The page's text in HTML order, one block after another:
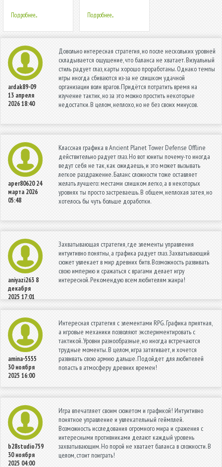
Defense Games
Offline
Подробнее... Подробнее...
ardak89-09
13 апреля
2026 18:40
Довольно интересная стратегия, но после нескольких уровней
складывается ощущение, что баланса не хватает. Визуальный
стиль радует глаз, карты хорошо проработаны. Однако темпы
игры иногда сбиваются из-за не слишком удачной
организации волн врагов. Придётся потратить время на
изучение тактик, но за это можно простить некоторые
недостатки. В целом, неплохо, но не без своих минусов.
aper80620 24
марта 2026
05:48
Классная графика в Ancient Planet Tower Defense Offline
действительно радует глаз. Но вот юниты почему-то иногда
ведут себя не так, как ожидаешь, и это может вызывать
легкое раздражение. Баланс сложности тоже оставляет
желать лучшего: местами слишком легко, а в некоторых
уровнях ты просто застреваешь. В общем, неплохая затея, но
хотелось бы чуть больше доработки.
aniyazi263 8
декабря
2025 17:01
Захватывающая стратегия, где элементы управления
интуитивно понятны, а графика радует глаз. Захватывающий
сюжет увлекает в мир древних битв. Возможность развивать
свою империю и сражаться с врагами делает игру
интересной. Рекомендую всем любителям жанра!
amina-5555
30 ноября
2025 16:00
Интересная стратегия с элементами RPG. Графика приятная,
а игровые механики позволяют экспериментировать с
тактикой. Уровни разнообразные, но иногда встречаются
трудные моменты. В целом, игра затягивает, и хочется
развивать свою армию дальше. Подойдет для любителей
попасть в атмосферу древних времен!
b28studio759
30 ноября
2025 04:00
Игра впечатляет своим сюжетом и графикой! Интуитивно
понятное управление и увлекательный геймплей.
Возможность исследования огромного мира и сражения с
интересными противниками делают каждый уровень
захватывающим. Но порой не хватает баланса в сложности. В
целом, стоит поиграть!